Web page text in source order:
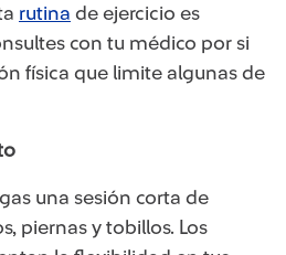
rutina de ejercicio es
con tu médico por si
física que limite algunas de
una sesión corta de
piernas y tobillos. Los